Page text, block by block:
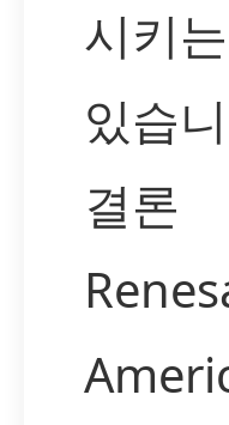
시키
있습
결론